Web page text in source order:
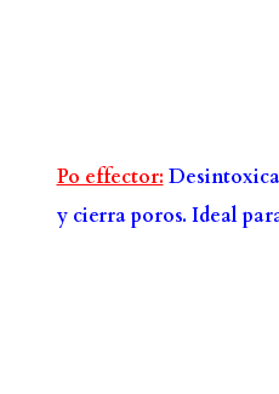
Po effector:
y cierra poros. Ideal